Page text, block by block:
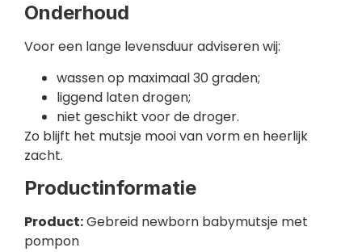
Onderhoud
Voor een lange levensduur adviseren wij:
wassen op maximaal 30 graden;
liggend laten drogen;
niet geschikt voor de droger.
Zo blijft het mutsje mooi van vorm en heerlijk
zacht.
Productinformatie
Product:Gebreid newborn babymutsje met
pompon